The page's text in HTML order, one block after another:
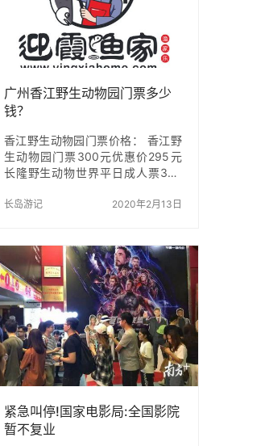
广州香江野生动物园门票多少
钱？
香江野生动物园门票价格： 香江野
生动物园门票300元优惠价295元
长隆野生动物世界平日成人票300
周末成人票350元优惠价345元 长
元 门票说明： (1)长隆野生动物世界
成人票(周一至周五)包含：景区大门
票成人票一张 (2)长隆野生动物世界
成人票(周六至周日)包含：景区大门
票成人票一张 (3)长隆野生动物世界
儿童票(周一至周五)包含：野生动物
世界儿童票1张。儿童适用范围：身
高1.0-1.5米儿…
长岛游记 2020年2月13日
紧急叫停!国家电影局:全国影院
暂不复业